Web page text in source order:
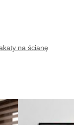
na ścianę